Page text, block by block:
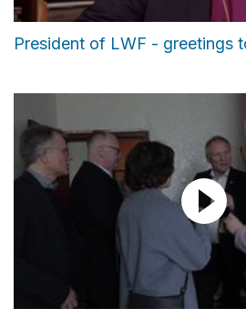
President of LWF - greetings